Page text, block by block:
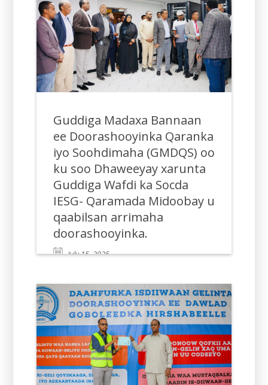
Guddiga Madaxa Bannaan
ee Doorashooyinka Qaranka
iyo Soohdimaha (GMDQS) oo
ku soo Dhaweeyay xarunta
Guddiga Wafdi ka Socda
IESG- Qaramada Midoobay u
qaabilsan arrimaha
doorashooyinka.
July 15, 2025